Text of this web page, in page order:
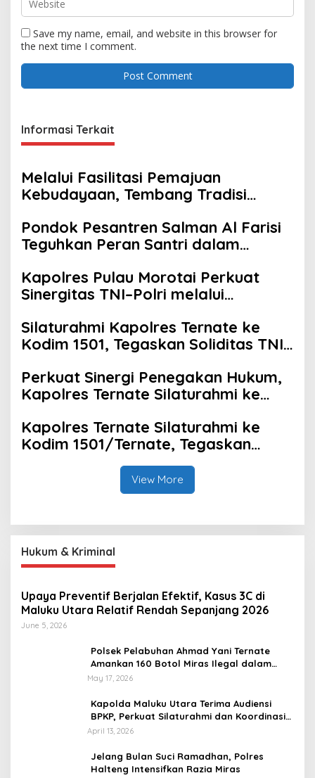
Save my name, email, and website in this browser for
the next time I comment.
Informasi Terkait
Melalui Fasilitasi Pemajuan
Kebudayaan, Tembang Tradisi
kepada Generasi Muda
Pondok Pesantren Salman Al Farisi
Teguhkan Peran Santri dalam
Kondusivitas Daerah
Kapolres Pulau Morotai Perkuat
Sinergitas TNI–Polri melalui
Silaturahmi Kapolres Ternate ke
Kodim 1501, Tegaskan Soliditas TNI–
Perkuat Sinergi Penegakan Hukum,
Kapolres Ternate Silaturahmi ke
Kapolres Ternate Silaturahmi ke
Kodim 1501/Ternate, Tegaskan
Komitmen Sinergitas dan Soliditas
View More
Hukum & Kriminal
Upaya Preventif Berjalan Efektif, Kasus 3C di
Maluku Utara Relatif Rendah Sepanjang 2026
June 5, 2026
Polsek Pelabuhan Ahmad Yani Ternate
Amankan 160 Botol Miras Ilegal dalam
Razia Rutin
May 17, 2026
Kapolda Maluku Utara Terima Audiensi
BPKP, Perkuat Silaturahmi dan Koordinasi
Antar Lembaga
April 13, 2026
Jelang Bulan Suci Ramadhan, Polres
Halteng Intensifkan Razia Miras